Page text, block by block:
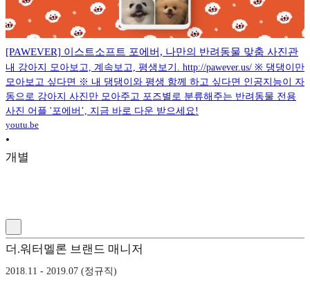
[PAWEVER] 이스트소프트 포에버, 나만의 반려동물 맞춤 사진관
내 강아지 모아보고, 계속보고, 평생보기. http://pawever.us/ ※ 댕댕이만
모아보고 싶다면 ※ 내 댕댕이와 평생 함께 하고 싶다면 인공지능이 자
동으로 강아지 사진만 모아주고 포즈별로 분류해주는 반려동물 전용
사진 어플 '포에버’, 지금 바로 다운 받으세요!
youtu.be
•
개별
더.워터멜론 브랜드 매니저
2018.11 - 2019.07 (정규직)